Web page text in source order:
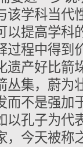
该学科当代
以提高学科
过程中得到
遗产好比箭
丛集，蔚为
而不是强加
以孔子为代
，今天被称